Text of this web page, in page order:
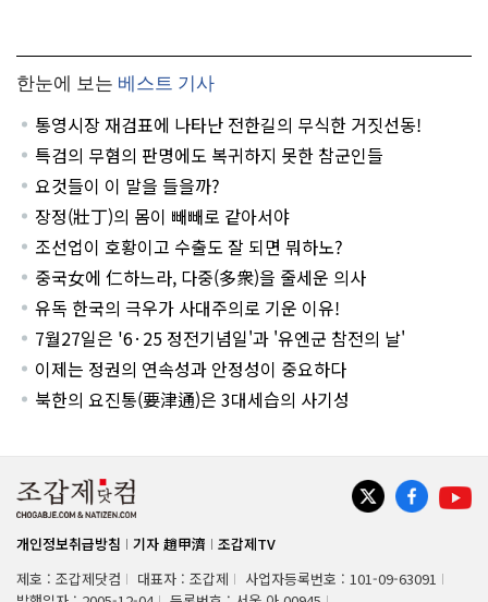
한눈에 보는 베스트 기사
통영시장 재검표에 나타난 전한길의 무식한 거짓선동!
특검의 무혐의 판명에도 복귀하지 못한 참군인들
요것들이 이 말을 들을까?
장정(壯丁)의 몸이 빼빼로 같아서야
조선업이 호황이고 수출도 잘 되면 뭐하노?
중국女에 仁하느라, 다중(多衆)을 줄세운 의사
유독 한국의 극우가 사대주의로 기운 이유!
7월27일은 '6·25 정전기념일'과 '유엔군 참전의 날'
이제는 정권의 연속성과 안정성이 중요하다
북한의 요진통(要津通)은 3대세습의 사기성
개인정보취급방침 기자 趙甲濟
조갑제TV
제호 : 조갑제닷컴
대표자 : 조갑제
사업자등록번호 : 101-09-63091